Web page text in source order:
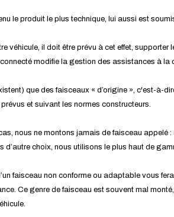
le produit le plus technique, lui aussi est
véhicule, il doit être prévu à cet effet,
modifie la gestion des assistances à la
que des faisceaux « d’origine », c'est-à-
et suivant les normes constructeurs.
nous ne montons jamais de faisceau
d’autre choix, nous utilisons le plus haut de
faisceau non conforme ou adaptable vous
Ce genre de faisceau est souvent mal